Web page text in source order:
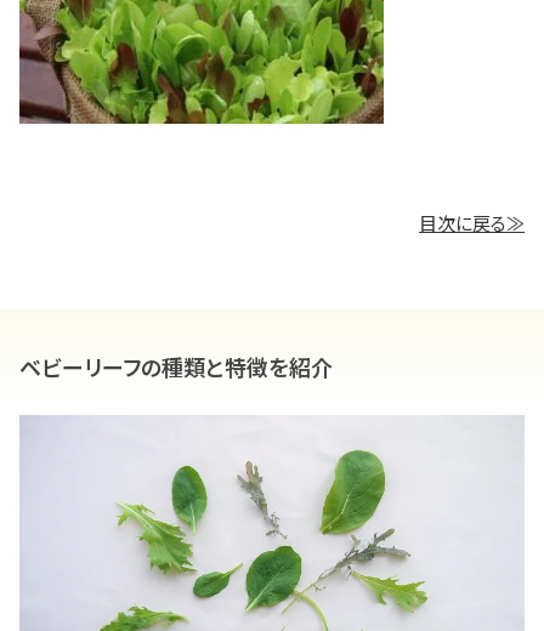
目次に戻る≫
ベビーリーフの種類と特徴を紹介